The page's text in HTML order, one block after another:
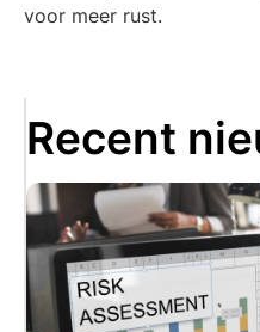
voor meer rust.
Recent